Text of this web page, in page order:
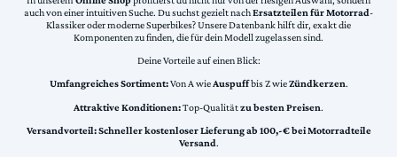
auch von einer intuitiven Suche. Du suchst gezielt nachErsatzteilen für Motorrad-
Klassiker oder moderne Superbikes? Unsere Datenbank hilft dir, exakt die
Komponenten zu finden, die für dein Modell zugelassen sind.
Deine Vorteile auf einen Blick:
Umfangreiches Sortiment:Von A wieAuspuffbis Z wieZündkerzen.
Attraktive Konditionen:Top-Qualitätzu besten Preisen.
Versandvorteil:Schneller kostenloser Lieferung ab 100,-€ bei Motorradteile
Versand.